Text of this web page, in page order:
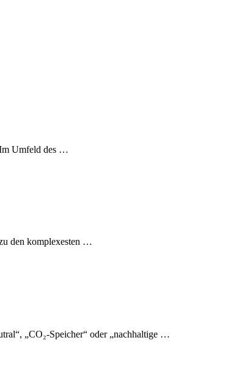
Im Umfeld des …
den komplexesten …
„CO₂-Speicher“ oder „nachhaltige …